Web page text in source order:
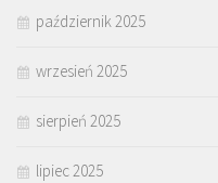
październik 2025
wrzesień 2025
sierpień 2025
lipiec 2025